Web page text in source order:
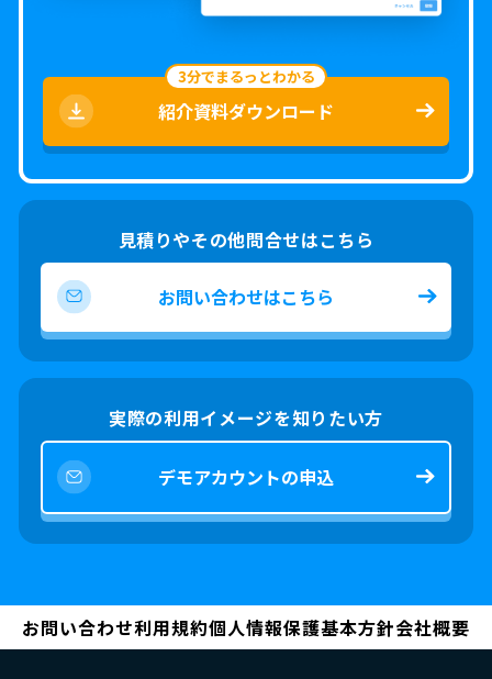
紹介資料ダウンロード
3分でまるっとわかる
見積りやその他問合せはこちら
お問い合わせはこちら
実際の利用イメージを知りたい方
デモアカウントの申込
お問い合わせ利用規約個人情報保護基本方針会社概要